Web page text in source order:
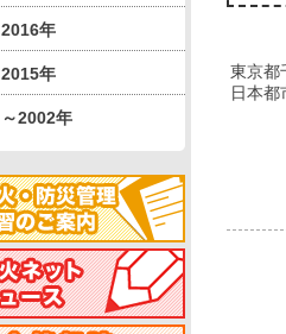
2016年
2015年
～2002年
東京都
日本都